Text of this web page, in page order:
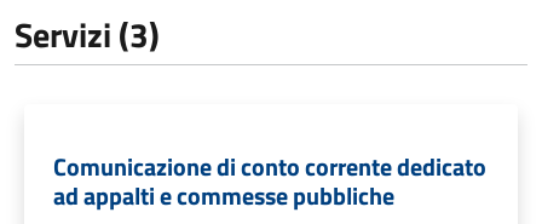
Servizi (3)
Comunicazione di conto corrente dedicato
ad appalti e commesse pubbliche